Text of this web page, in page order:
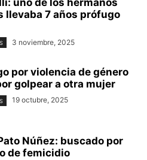
uno de los hermanos
llevaba 7 años prófugo
3 noviembre, 2025
por violencia de género
golpear a otra mujer
19 octubre, 2025
Núñez: buscado por
de femicidio